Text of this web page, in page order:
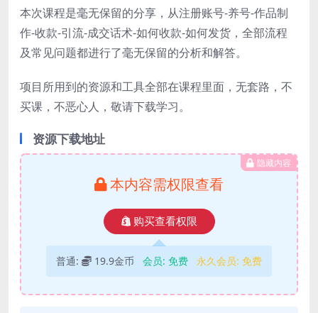
本次课程是毫无保留的分享，从注册账号-养号-作品制
作-收款-引流-成交话术-如何收款-如何发货，全部流程
及常见问题都进行了毫无保留的分析和解答。
项目所用到的资源和工具全部在课程里面，无套路，不
买课，不恶心人，敬请下载学习。
资源下载地址
隐藏内容
本内容需权限查看
购买查看权限
普通: 19.9金币 会员: 免费 永久会员: 免费